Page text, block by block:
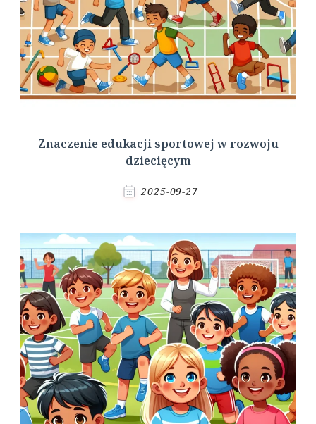
Znaczenie edukacji sportowej w rozwoju
dziecięcym
2025-09-27